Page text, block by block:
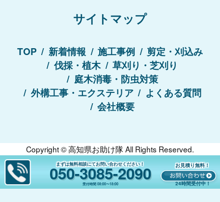
サイトマップ
TOP 新着情報 施工事例
剪定・刈込み
伐採・植木
草刈り・芝刈り
庭木消毒・防虫対策
外構工事・エクステリア
よくある質問
会社概要
Copyright ©高知県お助け隊All Rights Reserved.
まずは無料相談にてお問い合わせください！
050-3085-2090
受付時間 08:00〜18:00
お見積り無料！
24時間受付中！